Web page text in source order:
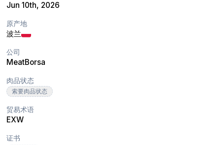
Jun 10th, 2026
原产地
波兰
公司
MeatBorsa
肉品状态
索要肉品状态
贸易术语
EXW
证书